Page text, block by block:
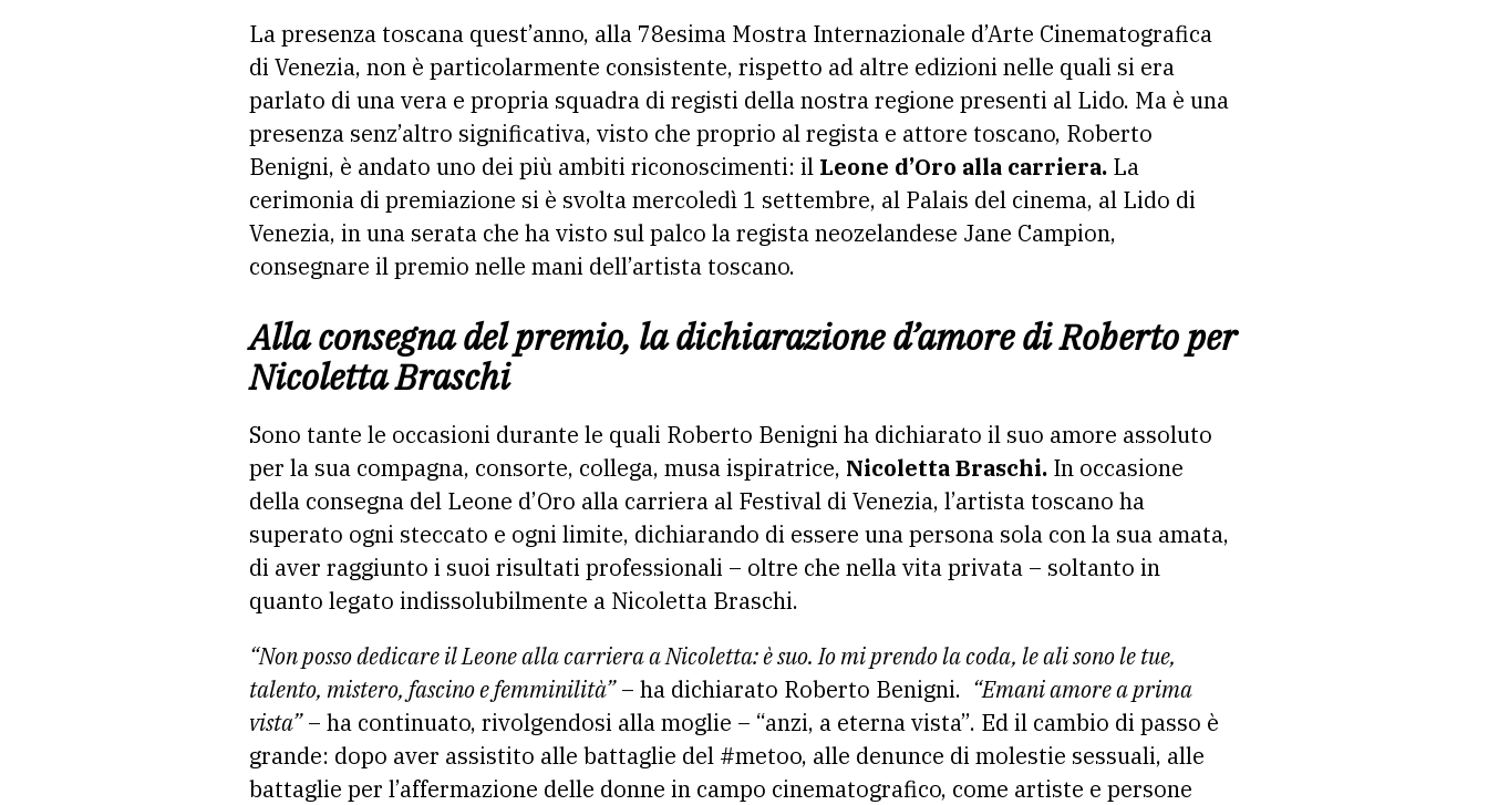
La presenza toscana quest’anno, alla 78esima Mostra Internazionale d’Arte Cinematografica
di Venezia, non è particolarmente consistente, rispetto ad altre edizioni nelle quali si era
parlato di una vera e propria squadra di registi della nostra regione presenti al Lido. Ma è una
presenza senz’altro significativa, visto che proprio al regista e attore toscano, Roberto
Benigni, è andato uno dei più ambiti riconoscimenti: il Leone d’Oro alla carriera. La
cerimonia di premiazione si è svolta mercoledì 1 settembre, al Palais del cinema, al Lido di
Venezia, in una serata che ha visto sul palco la regista neozelandese Jane Campion,
consegnare il premio nelle mani dell’artista toscano.
Alla consegna del premio, la dichiarazione d’amore di Roberto per
Nicoletta Braschi
Sono tante le occasioni durante le quali Roberto Benigni ha dichiarato il suo amore assoluto
per la sua compagna, consorte, collega, musa ispiratrice, Nicoletta Braschi. In occasione
della consegna del Leone d’Oro alla carriera al Festival di Venezia, l’artista toscano ha
superato ogni steccato e ogni limite, dichiarando di essere una persona sola con la sua amata,
di aver raggiunto i suoi risultati professionali – oltre che nella vita privata – soltanto in
quanto legato indissolubilmente a Nicoletta Braschi.
“Non posso dedicare il Leone alla carriera a Nicoletta: è suo. Io mi prendo la coda, le ali sono le tue,
talento, mistero, fascino e femminilità”– ha dichiarato Roberto Benigni. “Emani amore a prima
vista”– ha continuato, rivolgendosi alla moglie – “anzi, a eterna vista”. Ed il cambio di passo è
grande: dopo aver assistito alle battaglie del #metoo, alle denunce di molestie sessuali, alle
battaglie per l’affermazione delle donne in campo cinematografico, come artiste e persone